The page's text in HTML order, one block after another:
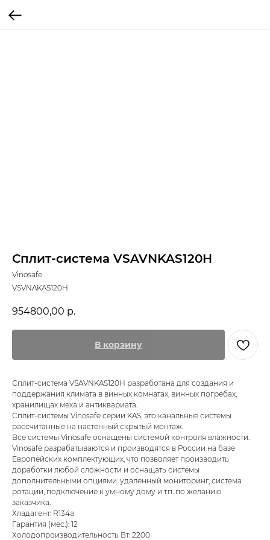
Сплит-система VSAVNKAS120H
Vinosafe
VSVNAKAS120H
954800,00 р.
В корзину
Сплит-система VSAVNKAS120H разработана для создания и
поддержания климата в винных комнатах, винных погребах,
хранилищах меха и антиквариата.
Сплит-системы Vinosafe серии KAS, это канальные системы
рассчитанные на настенный скрытый монтаж.
Все системы Vinosafe оснащены системой контроля влажности.
Vinosafe разрабатываются и производятся в России на базе
Европейских комплектующих, что позволяет производить
доработки любой сложности и оснащать системы
дополнительными опциями: удаленный мониторинг, система
ротации, подключение к умному дому и т.п. по желанию
заказчика.
Хладагент: R134a
Гарантия (мес.): 12
Холодопроизводительность Вт: 2200